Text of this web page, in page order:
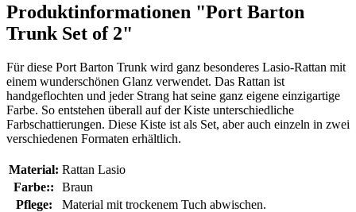
Produktinformationen "Port Barton
Trunk Set of 2"
Für diese Port Barton Trunk wird ganz besonderes Lasio-Rattan mit
einem wunderschönen Glanz verwendet. Das Rattan ist
handgeflochten und jeder Strang hat seine ganz eigene einzigartige
Farbe. So entstehen überall auf der Kiste unterschiedliche
Farbschattierungen. Diese Kiste ist als Set, aber auch einzeln in zwei
verschiedenen Formaten erhältlich.
Material: Rattan Lasio
Farbe::
Braun
Pflege:
Material mit trockenem Tuch abwischen.